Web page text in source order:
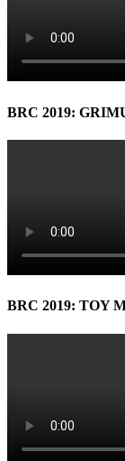
BRC 2019:
BRC 2019: TOY